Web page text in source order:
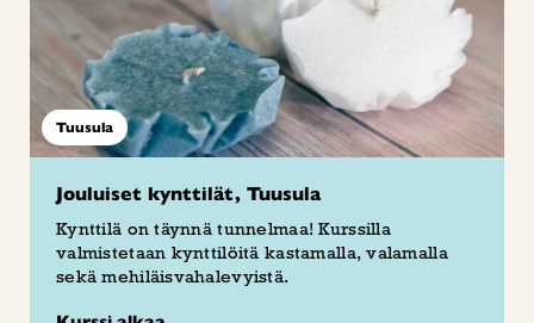
Tuusula
Jouluiset kynttilät, Tuusula
Kynttilä on täynnä tunnelmaa! Kurssilla
valmistetaan kynttilöitä kastamalla, valamalla
sekä mehiläisvahalevyistä.